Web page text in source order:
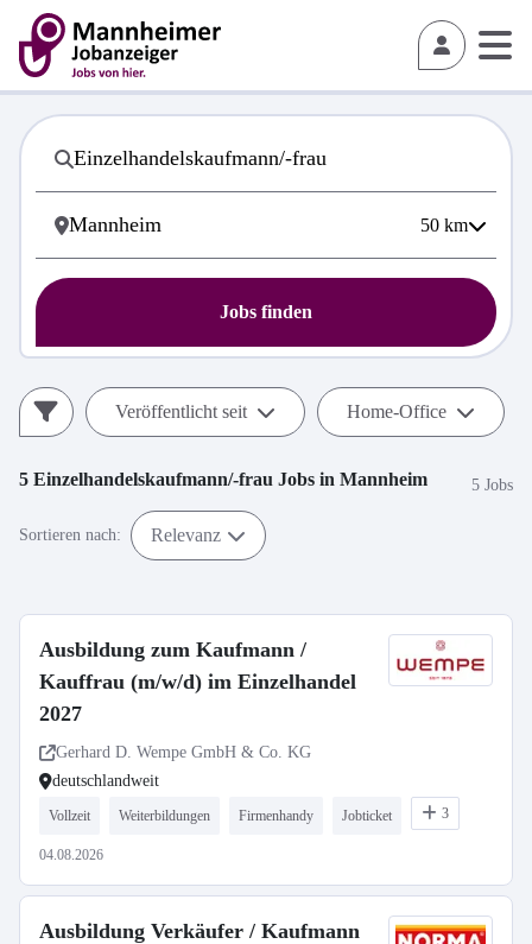
50 km
Jobs finden
Veröffentlicht seit Home-Office
5 Einzelhandelskaufmann/-frau Jobs in Mannheim 5 Jobs
Sortieren nach: Relevanz
Ausbildung zum Kaufmann /
Kauffrau (m/w/d) im Einzelhandel
2027
Gerhard D. Wempe GmbH & Co. KG
deutschlandweit
Vollzeit Weiterbildungen Firmenhandy Jobticket 3
04.08.2026
Ausbildung Verkäufer / Kaufmann